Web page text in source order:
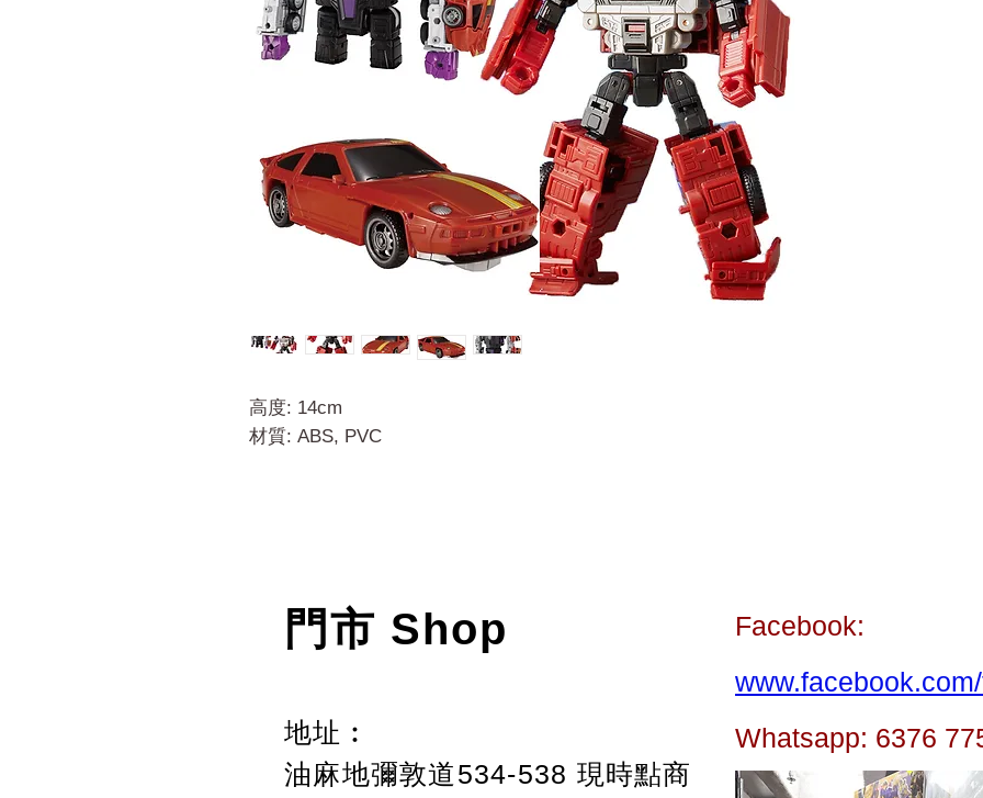
高度: 14cm
材質: ABS, PVC
門市 Shop
地址︰
油麻地彌敦道534-538 現時點商
Facebook:
Whatsapp: 6376